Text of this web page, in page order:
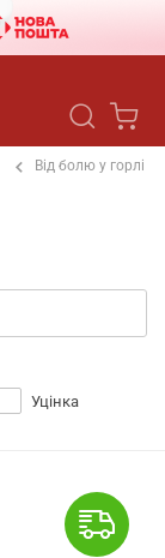
Від болю у горлі
Уцінка